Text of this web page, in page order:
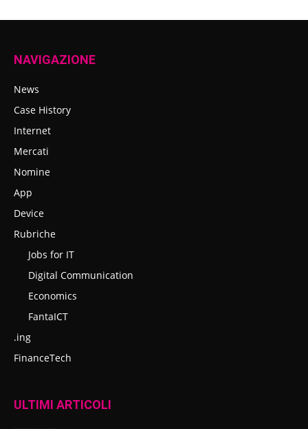
NAVIGAZIONE
News
Case History
Internet
Mercati
Nomine
App
Device
Rubriche
Jobs for IT
Digital Communication
Economics
FantaICT
.ing
FinanceTech
ULTIMI ARTICOLI